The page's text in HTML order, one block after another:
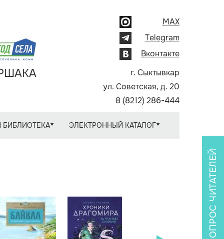
MAX
Telegram
Вконтакте
г. Сыктывкар
ул. Советская, д. 20
8 (8212) 286-444
БИБЛИОТЕКА ЭЛЕКТРОННЫЙ КАТАЛОГ
ОПРОС ЧИТАТЕЛЕЙ